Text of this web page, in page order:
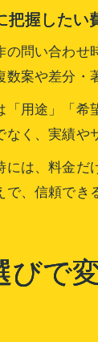
把握したい
の問い合わせ
数案や差分・
「用途」「希
なく、実績や
には、料金
で、信頼でき
びで